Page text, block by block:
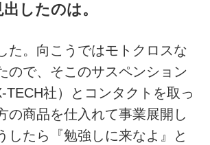
したのは。
た。向こうではモトクロスな
ので、そこのサスペンション
TECH社）とコンタクトを取っ
の商品を仕入れて事業展開し
したら『勉強しに来なよ』と